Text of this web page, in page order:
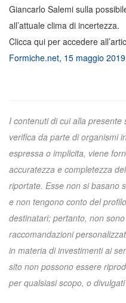
Giancarlo Salemi sulla
all’attuale clima di incertezza.
Clicca qui per accedere
Formiche.net, 15 maggio 2019
I contenuti di cui alla
verifica da parte di organismi
espressa o implicita, viene
accuratezza e completezza
riportate. Esse non si basano
e non tengono conto del
destinatari; pertanto, non
raccomandazioni
in materia di investimenti ai
sito non possono essere
per qualsiasi scopo, o